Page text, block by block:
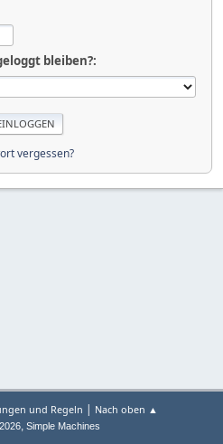
bleiben?:
vergessen?
und Regeln | Nach oben ▲
, Simple Machines